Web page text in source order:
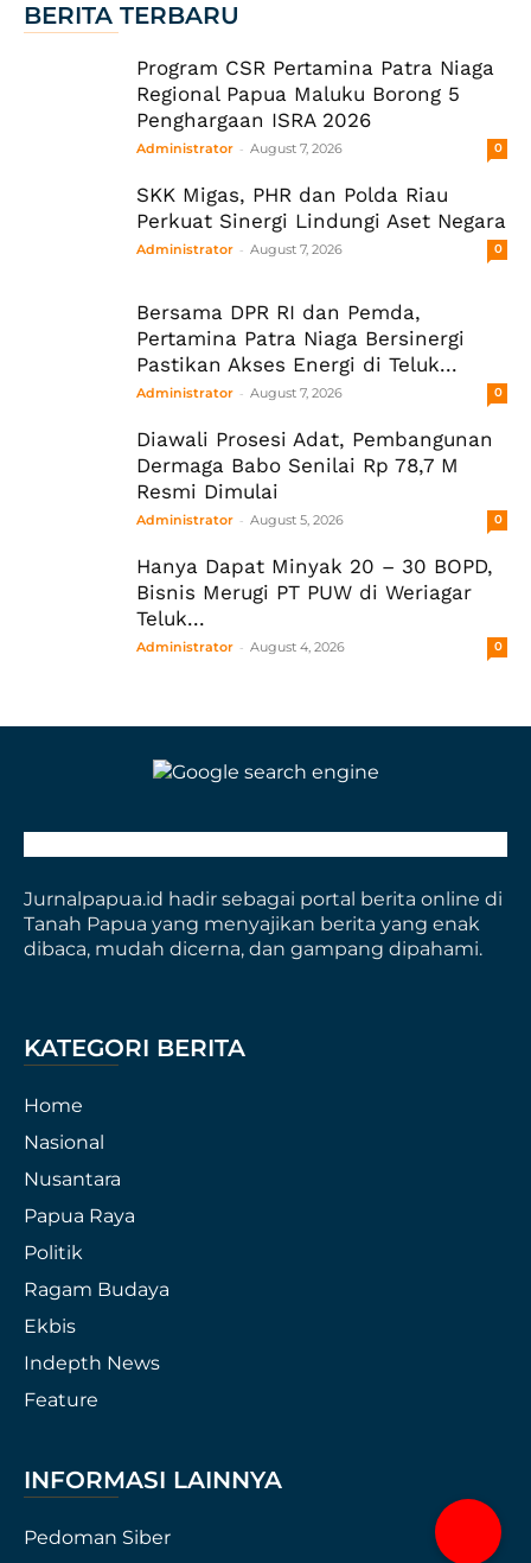
BERITA TERBARU
Program CSR Pertamina Patra Niaga
Regional Papua Maluku Borong 5
Penghargaan ISRA 2026
Administrator - August 7, 2026 0
SKK Migas, PHR dan Polda Riau
Perkuat Sinergi Lindungi Aset Negara
Administrator - August 7, 2026 0
Bersama DPR RI dan Pemda,
Pertamina Patra Niaga Bersinergi
Pastikan Akses Energi di Teluk...
Administrator - August 7, 2026 0
Diawali Prosesi Adat, Pembangunan
Dermaga Babo Senilai Rp 78,7 M
Resmi Dimulai
Administrator - August 5, 2026 0
Hanya Dapat Minyak 20 – 30 BOPD,
Bisnis Merugi PT PUW di Weriagar
Teluk...
Administrator - August 4, 2026 0
Jurnalpapua.id hadir sebagai portal berita online di
Tanah Papua yang menyajikan berita yang enak
dibaca, mudah dicerna, dan gampang dipahami.
KATEGORI BERITA
Home
Nasional
Nusantara
Papua Raya
Politik
Ragam Budaya
Ekbis
Indepth News
Feature
INFORMASI LAINNYA
Pedoman Siber